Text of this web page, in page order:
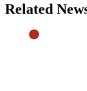
Related